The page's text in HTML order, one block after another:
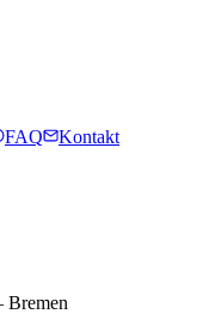
FAQ
Kontakt
Bremen